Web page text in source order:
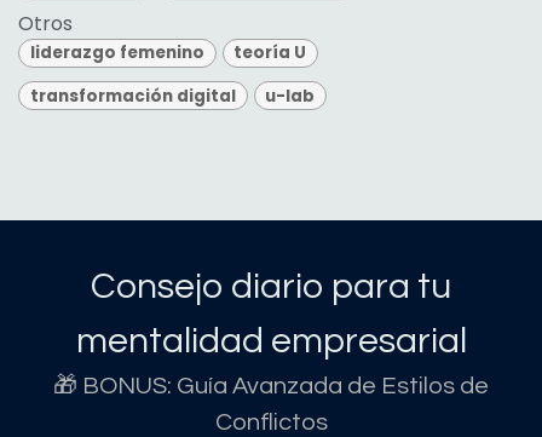
Otros
liderazgo femenino
teoría U
transformación digital
u-lab
Consejo diario para tu
mentalidad empresarial
🎁 BONUS: Guía Avanzada de Estilos de
Conflictos